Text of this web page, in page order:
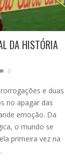
DA HISTÓRIA
0
e duas
no apagar das
emoção. Da
o mundo se
primeira vez na